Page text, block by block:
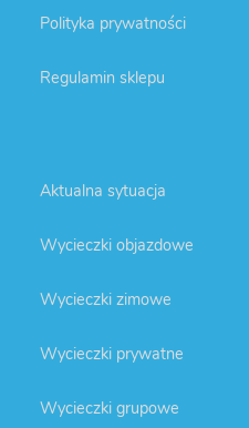
Polityka prywatności
Regulamin sklepu
Aktualna sytuacja
Wycieczki objazdowe
Wycieczki zimowe
Wycieczki prywatne
Wycieczki grupowe